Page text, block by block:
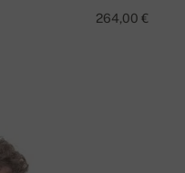
264,00 €